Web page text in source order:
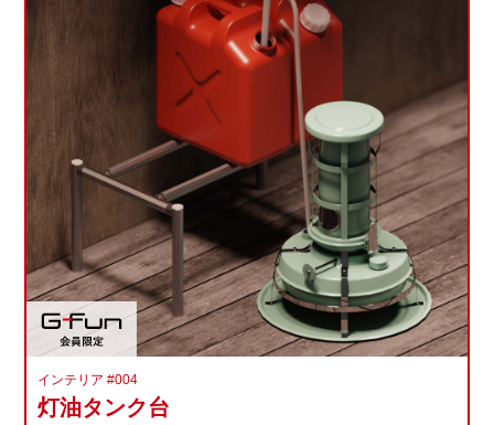
インテリア #004
灯油タンク台